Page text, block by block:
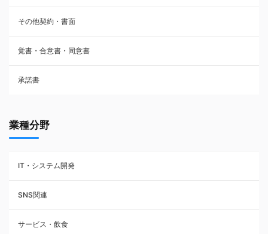
請負契約
フランチャイズ契約
賃貸借契約
その他契約・書面
覚書・合意書・同意書
承諾書
業種分野
IT・システム開発
SNS関連
サービス・飲食